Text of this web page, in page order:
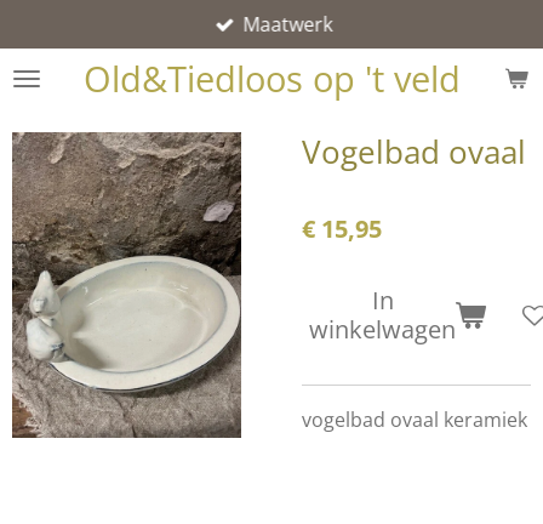
direct
naar
hoofdinhoud
Old&Tiedloos op 't veld
Maatwerk
Vogelbad ovaal
€ 15,95
In
winkelwagen
vogelbad ovaal keramiek